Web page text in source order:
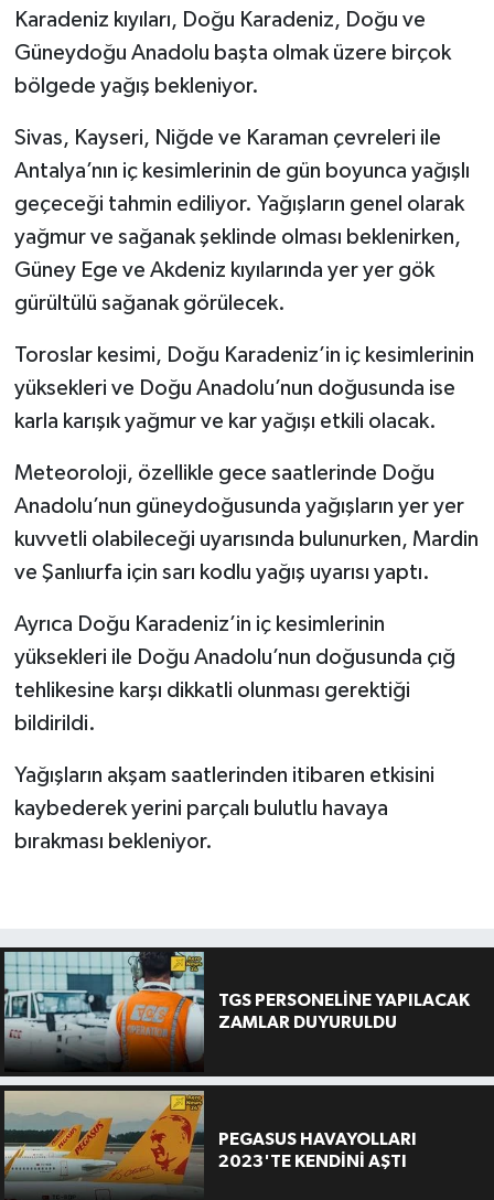
Karadeniz kıyıları, Doğu Karadeniz, Doğu ve
Güneydoğu Anadolu başta olmak üzere birçok
bölgede yağış bekleniyor.
Sivas, Kayseri, Niğde ve Karaman çevreleri ile
Antalya’nın iç kesimlerinin de gün boyunca yağışlı
geçeceği tahmin ediliyor. Yağışların genel olarak
yağmur ve sağanak şeklinde olması beklenirken,
Güney Ege ve Akdeniz kıyılarında yer yer gök
gürültülü sağanak görülecek.
Toroslar kesimi, Doğu Karadeniz’in iç kesimlerinin
yüksekleri ve Doğu Anadolu’nun doğusunda ise
karla karışık yağmur ve kar yağışı etkili olacak.
Meteoroloji, özellikle gece saatlerinde Doğu
Anadolu’nun güneydoğusunda yağışların yer yer
kuvvetli olabileceği uyarısında bulunurken, Mardin
ve Şanlıurfa için sarı kodlu yağış uyarısı yaptı.
Ayrıca Doğu Karadeniz’in iç kesimlerinin
yüksekleri ile Doğu Anadolu’nun doğusunda çığ
tehlikesine karşı dikkatli olunması gerektiği
bildirildi.
Yağışların akşam saatlerinden itibaren etkisini
kaybederek yerini parçalı bulutlu havaya
bırakması bekleniyor.
TGS PERSONELİNE YAPILACAK
ZAMLAR DUYURULDU
PEGASUS HAVAYOLLARI
2023'TE KENDİNİ AŞTI